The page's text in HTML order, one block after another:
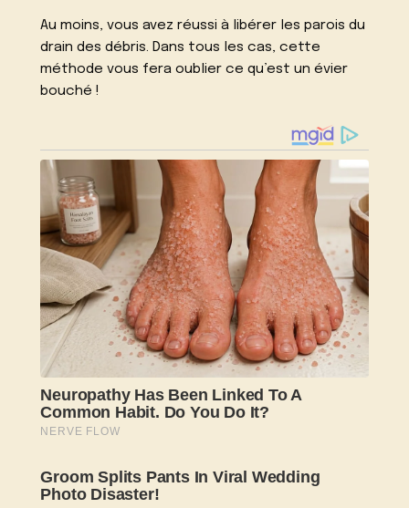
Au moins, vous avez réussi à libérer les parois du
drain des débris. Dans tous les cas, cette
méthode vous fera oublier ce qu’est un évier
bouché !